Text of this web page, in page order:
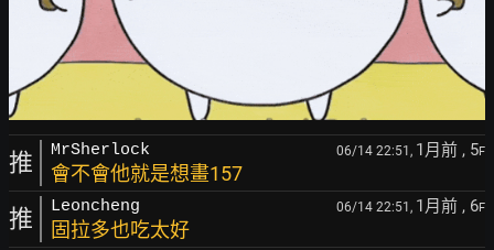
推 MrSherlock 06/14 22:51, 1月前 , 5F
會不會他就是想畫157
推 Leoncheng 06/14 22:51, 1月前 , 6F
固拉多也吃太好